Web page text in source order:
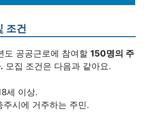
조건
도 공공근로에 참여할 150명의 주
모집 조건은 다음과 같아요.
세 이상.
주시에 거주하는 주민.